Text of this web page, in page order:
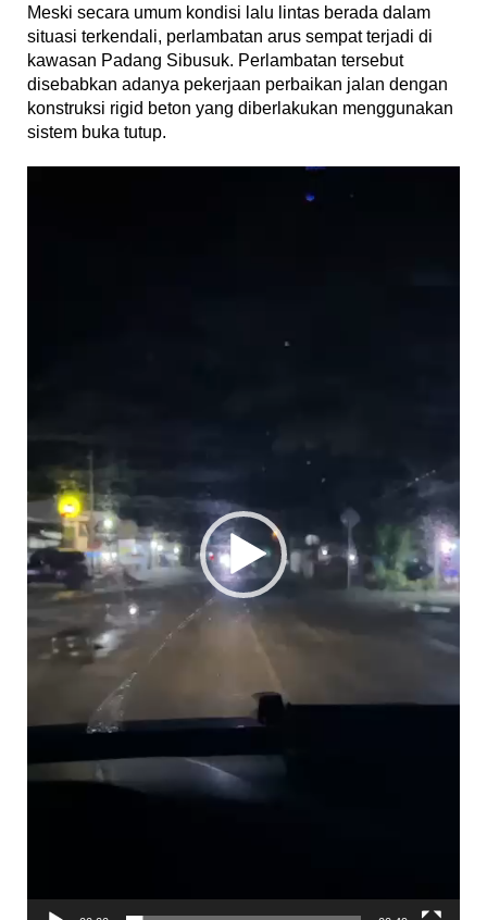
Meski secara umum kondisi lalu lintas berada dalam
situasi terkendali, perlambatan arus sempat terjadi di
kawasan Padang Sibusuk. Perlambatan tersebut
disebabkan adanya pekerjaan perbaikan jalan dengan
konstruksi rigid beton yang diberlakukan menggunakan
sistem buka tutup.